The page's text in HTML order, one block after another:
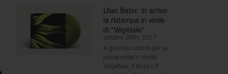
Ulan Bator: in arrivo
la ristampa in vinile
di "Végétale"
ottobre 26th, 2017
A gennaio uscirà per la
prima volta in vinile
Végétale, il terzo LP